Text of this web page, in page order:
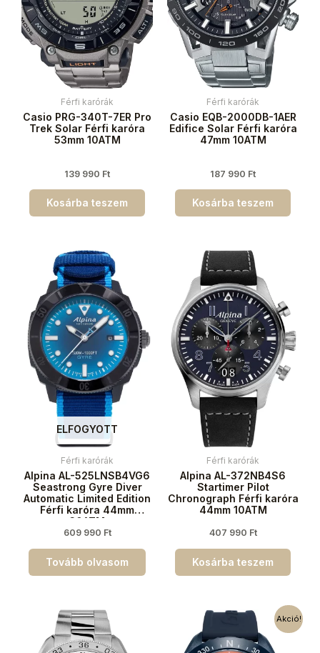
Férfi karórák
Casio PRG-340T-7ER Pro
Trek Solar Férfi karóra
53mm 10ATM
139 990 Ft
Kosárba teszem
Férfi karórák
Casio EQB-2000DB-1AER
Edifice Solar Férfi karóra
47mm 10ATM
187 990 Ft
Kosárba teszem
ELFOGYOTT
Férfi karórák
Alpina AL-525LNSB4VG6
Seastrong Gyre Diver
Automatic Limited Edition
Férfi karóra 44mm
30ATM
609 990 Ft
Tovább olvasom
Férfi karórák
Alpina AL-372NB4S6
Startimer Pilot
Chronograph Férfi karóra
44mm 10ATM
407 990 Ft
Kosárba teszem
Akció!